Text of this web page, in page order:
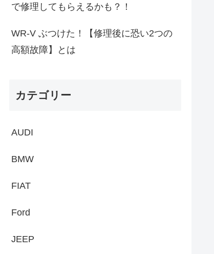
で修理してもらえるかも？！
WR-V ぶつけた！【修理後に恐い2つの
高額故障】とは
カテゴリー
AUDI
BMW
FIAT
Ford
JEEP